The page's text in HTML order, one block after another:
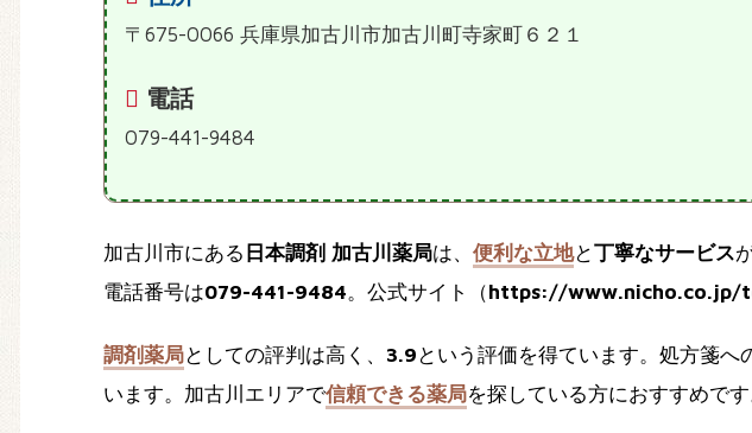
〒675-0066 兵庫県加古川市加古川町寺家町６２１
電話
079-441-9484
加古川市にある 日本調剤 加古川薬局は、 便利な立地と丁寧なサービス
電話番号は079-441-9484。公式サイト（https://www.nicho.co.jp/
調剤薬局としての評判は高く、 3.9 という評価を得ています。処方箋へ
います。加古川エリアで信頼できる薬局を探している方におすすめです